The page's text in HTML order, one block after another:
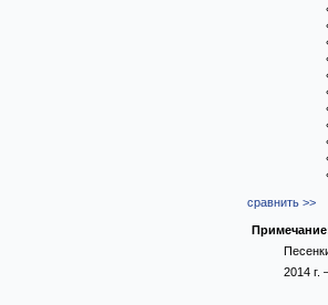
сравнить >>
2014 г.